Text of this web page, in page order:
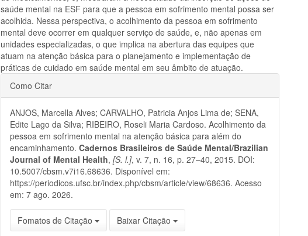
saúde mental na ESF para que a pessoa em sofrimento mental possa ser
acolhida. Nessa perspectiva, o acolhimento da pessoa em sofrimento
mental deve ocorrer em qualquer serviço de saúde, e, não apenas em
unidades especializadas, o que implica na abertura das equipes que
atuam na atenção básica para o planejamento e implementação de
práticas de cuidado em saúde mental em seu âmbito de atuação.
Detalhes
do
artigo
Como Citar
ANJOS, Marcella Alves; CARVALHO, Patricia Anjos Lima de; SENA,
Edite Lago da Silva; RIBEIRO, Roseli Maria Cardoso. Acolhimento da
pessoa em sofrimento mental na atenção básica para além do
encaminhamento.Cadernos Brasileiros de Saúde Mental/Brazilian
Journal of Mental Health,[S. l.], v. 7, n. 16, p. 27–40, 2015. DOI:
10.5007/cbsm.v7i16.68636. Disponível em:
https://periodicos.ufsc.br/index.php/cbsm/article/view/68636. Acesso
em: 7 ago. 2026.
Fomatos de Citação Baixar Citação